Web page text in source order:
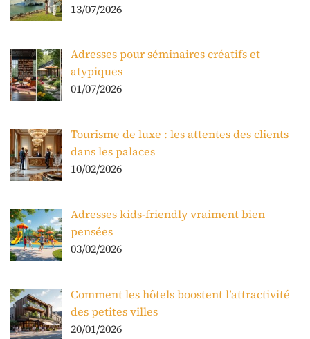
13/07/2026
Adresses pour séminaires créatifs et
atypiques
01/07/2026
Tourisme de luxe : les attentes des clients
dans les palaces
10/02/2026
Adresses kids-friendly vraiment bien
pensées
03/02/2026
Comment les hôtels boostent l’attractivité
des petites villes
20/01/2026